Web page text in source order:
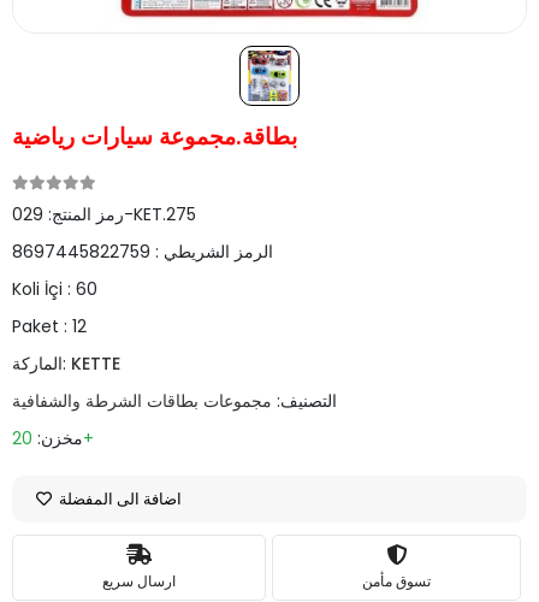
بطاقة.مجموعة سيارات رياضية
رمز المنتج:029-KET.275
الرمز الشريطي : 8697445822759
Koli İçi : 60
Paket : 12
الماركة: KETTE
التصنيف: مجموعات بطاقات الشرطة والشفافية
مخزن:20+
اضافة الى المفضلة
ارسال سريع تسوق مأمن